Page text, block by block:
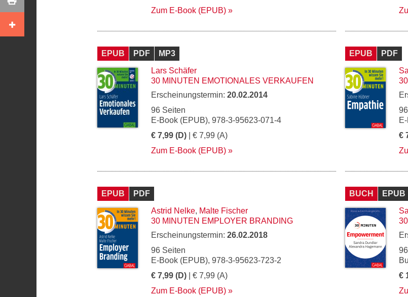
Zum E-Book (EPUB)
EPUB PDF
MP3
Lars Schäfer
30 MINUTEN EMOTIONALES VERKAUFEN
Erscheinungstermin: 20.02.2014
96 Seiten
E-Book (EPUB), 978-3-95623-071-4
€ 7,99 (D) | € 7,99 (A)
Zum E-Book (EPUB)
EPUB
PDF
€
EPUB
PDF
Astrid Nelke, Malte Fischer
30 MINUTEN EMPLOYER BRANDING
Erscheinungstermin: 26.02.2018
96 Seiten
E-Book (EPUB), 978-3-95623-723-2
€ 7,99 (D) | € 7,99 (A)
Zum E-Book (EPUB)
BUCH EPUB
€